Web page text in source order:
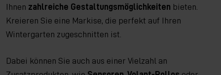
Ihnen zahlreiche Gestaltungsmöglichkeiten bieten.
Kreieren Sie eine Markise, die perfekt auf Ihren
Wintergarten zugeschnitten ist.
Dabei können Sie auch aus einer Vielzahl an